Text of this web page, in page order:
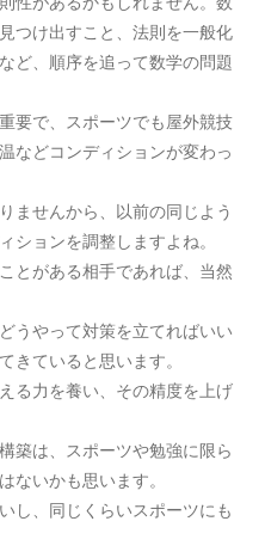
つけ出すこと、法則を一般化
ど、順序を追って数学の問題
要で、スポーツでも屋外競技
などコンディションが変わっ
ませんから、以前の同じよう
ションを調整しますよね。
とがある相手であれば、当然
うやって対策を立てればいい
きていると思います。
る力を養い、その精度を上げ
築は、スポーツや勉強に限ら
ないかも思います。
し、同じくらいスポーツにも